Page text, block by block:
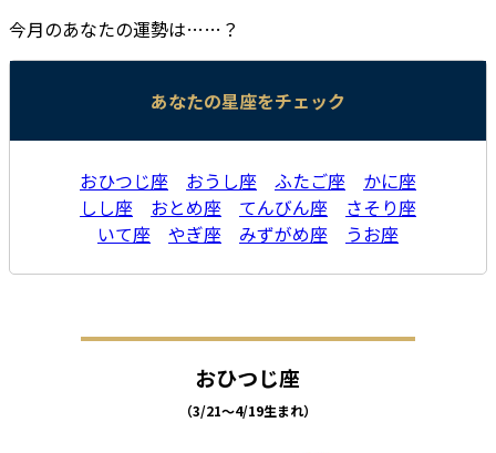
今月のあなたの運勢は……？
あなたの星座をチェック
おひつじ座 おうし座 ふたご座
かに座
しし座
おとめ座 てんびん座
さそり座
いて座
やぎ座 みずがめ座 うお座
おひつじ座
（3/21～4/19生まれ）